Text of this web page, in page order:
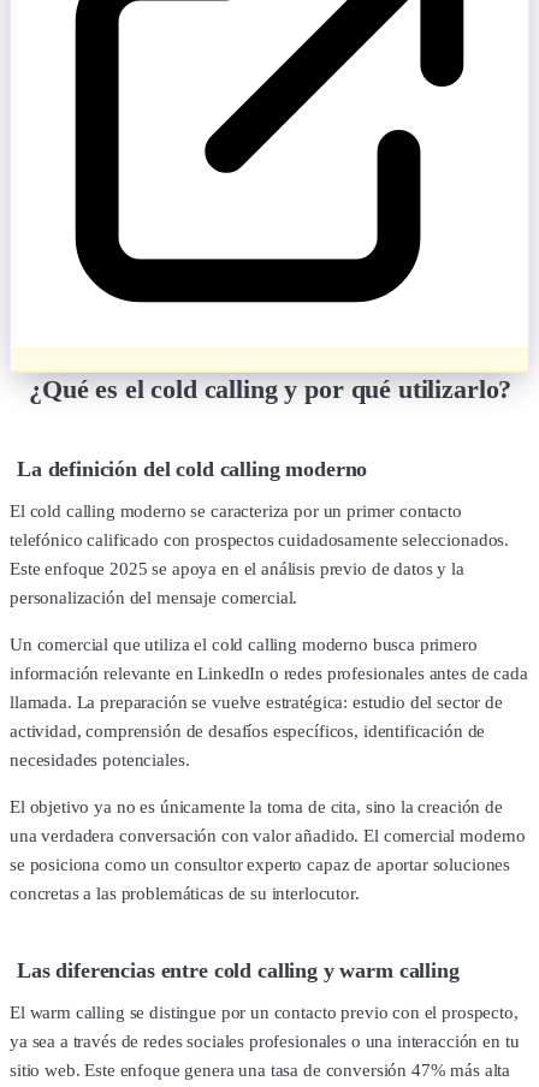
¿Qué es el cold calling y por qué utilizarlo?
La definición del cold calling moderno
El cold calling moderno se caracteriza por un primer contacto
telefónico calificado con prospectos cuidadosamente seleccionados.
Este enfoque 2025 se apoya en el análisis previo de datos y la
personalización del mensaje comercial.
Un comercial que utiliza el cold calling moderno busca primero
información relevante en LinkedIn o redes profesionales antes de cada
llamada. La preparación se vuelve estratégica: estudio del sector de
actividad, comprensión de desafíos específicos, identificación de
necesidades potenciales.
El objetivo ya no es únicamente la toma de cita, sino la creación de
una verdadera conversación con valor añadido. El comercial moderno
se posiciona como un consultor experto capaz de aportar soluciones
concretas a las problemáticas de su interlocutor.
Las diferencias entre cold calling y warm calling
El warm calling se distingue por un contacto previo con el prospecto,
ya sea a través de redes sociales profesionales o una interacción en tu
sitio web. Este enfoque genera una tasa de conversión 47% más alta